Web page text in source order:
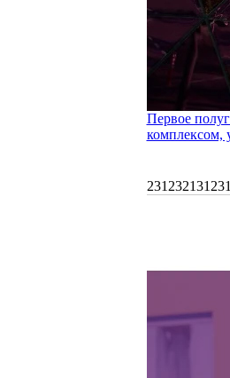
Первое
комплексом,
231232131231